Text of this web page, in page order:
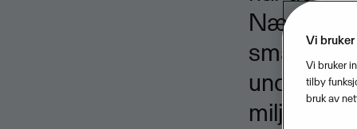
små og
miljøet
Vi
Vi bruker
tilby
bruk av